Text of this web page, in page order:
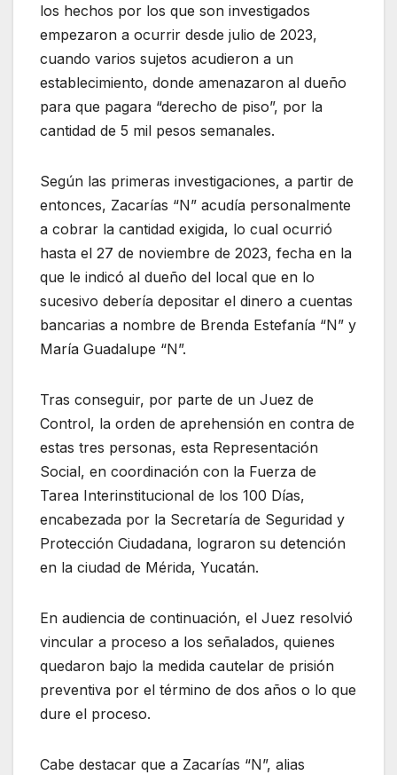
los hechos por los que son investigados
empezaron a ocurrir desde julio de 2023,
cuando varios sujetos acudieron a un
establecimiento, donde amenazaron al dueño
para que pagara “derecho de piso”, por la
cantidad de 5 mil pesos semanales.
Según las primeras investigaciones, a partir de
entonces, Zacarías “N” acudía personalmente
a cobrar la cantidad exigida, lo cual ocurrió
hasta el 27 de noviembre de 2023, fecha en la
que le indicó al dueño del local que en lo
sucesivo debería depositar el dinero a cuentas
bancarias a nombre de Brenda Estefanía “N” y
María Guadalupe “N”.
Tras conseguir, por parte de un Juez de
Control, la orden de aprehensión en contra de
estas tres personas, esta Representación
Social, en coordinación con la Fuerza de
Tarea Interinstitucional de los 100 Días,
encabezada por la Secretaría de Seguridad y
Protección Ciudadana, lograron su detención
en la ciudad de Mérida, Yucatán.
En audiencia de continuación, el Juez resolvió
vincular a proceso a los señalados, quienes
quedaron bajo la medida cautelar de prisión
preventiva por el término de dos años o lo que
dure el proceso.
Cabe destacar que a Zacarías “N”, alias